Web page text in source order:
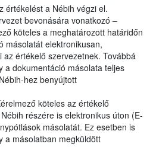
értékelést a Nébih végzi el.
bevonására vonatkozó –
köteles a meghatározott határidőn
másolatát elektronikusan,
értékelő szervezetnek. Továbbá
a dokumentáció másolata teljes
hez benyújtott
köteles az értékelő
részére is elektronikus úton (E-
másolatát. Ez esetben is
a másolatban megküldött